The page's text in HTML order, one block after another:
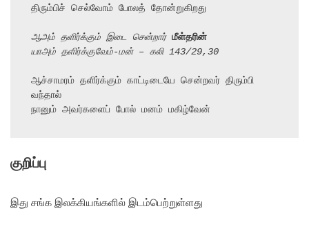
திரும்பிச் செல்வோம் போலத் தோன்றுகிறது
ஆஅம் தளிர்க்கும் இடை சென்றார் மீள்தரின்
யாஅம் தளிர்க்குவேம்-மன் – கலி 143/29,30
ஆச்சாமரம் தளிர்க்கும் காட்டிடையே சென்றவர் திரும்பி
வந்தால்
நானும் அவர்களைப் போல் மனம் மகிழ்வேன்
குறிப்பு
இது சங்க இலக்கியங்களில் இடம்பெற்றுள்ளது